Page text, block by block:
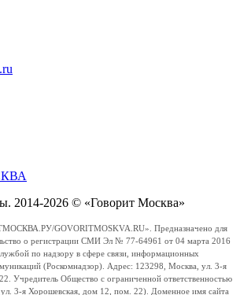
2014-2026 © «Говорит Москва»
GOVORITMOSKVA.RU». Предназначено для
о регистрации СМИ Эл № 77-64961 от 04 марта 2016
по надзору в сфере связи, информационных
(Роскомнадзор). Адрес: 123298, Москва, ул. 3-я
Учредитель Общество с ограниченной ответственностью
3-я Хорошевская, дом 12, пом. 22). Доменное имя сайта